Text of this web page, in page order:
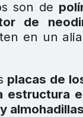
son de
de
en un
placas de
estructura